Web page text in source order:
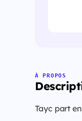
À PROPOS
Tayc part